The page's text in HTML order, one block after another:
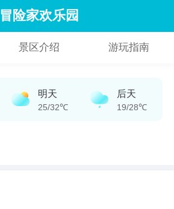
冒险家欢乐园
景区介绍 游玩指南
明天
25/32℃
后天
19/28℃